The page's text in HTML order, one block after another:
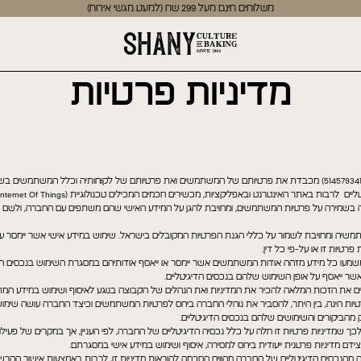
משלוחים חינם מעל 299 שח (למעט מגשי אירוח)
מדיניות פרטיות
1.1. שני פסטרי אירועים ומסיבות ( ח.פ 514579341) מכבדת את פרטיותם של המשתמשים ואת פרטיותם של לקוחותיה וכלל
בשמירה על פרטיות המשתמשים, ומחויבת להגן על המידע האישי שהם משתפים עם החברה, ולשם
ומחויבת לשמור על כללי הגנת הפרטיות המקובלים בישראל. שימוש במידע אישי אשר יימסר
זו או על-פי כל דין.
משמעו כל מידע מזהה אודות המשתמשים אשר יימסר או ייאסף אודותיהם במסגרת השימוש בנכסים
ייאסף על אופן השימוש שלהם בנכסים הדיגיטליים.
את הזכות המלאה להכיר את המדיניות ואת הנהלים של הקבוצה בנוגע לאיסוף ושימוש במידע
הינה, בין היתר, להסביר את נוהלי החברה ביחס לפרטיות המשתמשים וכיצד החברה עושה
והשימושים שלהם בנכסים הדיגיטליים.
שמדיניות פרטיות זו חלה על כלל נכסיה הדיגיטליים של החברה, לפי העניין, אך במקרים של
מדיניות פרטנית ייעודית ביחס למסירה, איסוף ושימוש במידע אישי במסגרתם.
מהנכסים הדיגיטליים של החברה מהווים הסכמה להוראות מדיניות זו, לרבות באמצעות אישור